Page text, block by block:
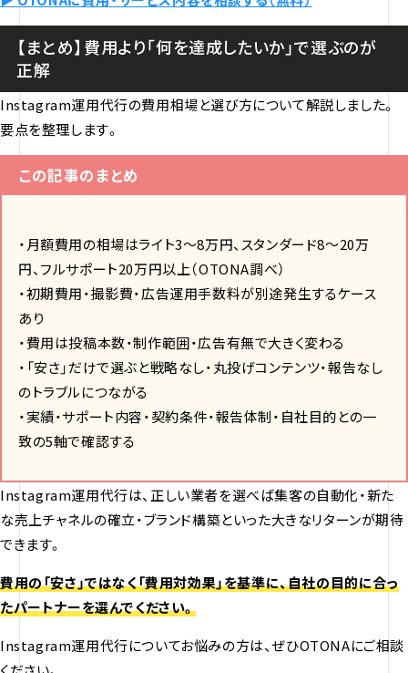
【まとめ】費用より「何を達成したいか」で選ぶのが
正解
Instagram運用代行の費用相場と選び方について解説しました。
要点を整理します。
この記事のまとめ
・月額費用の相場はライト3〜8万円、スタンダード8〜20万
円、フルサポート20万円以上（OTONA調べ）
・初期費用・撮影費・広告運用手数料が別途発生するケース
あり
・費用は投稿本数・制作範囲・広告有無で大きく変わる
・「安さ」だけで選ぶと戦略なし・丸投げコンテンツ・報告なし
のトラブルにつながる
・実績・サポート内容・契約条件・報告体制・自社目的との一
致の5軸で確認する
Instagram運用代行は、正しい業者を選べば集客の自動化・新た
な売上チャネルの確立・ブランド構築といった大きなリターンが期待
できます。
費用の「安さ」ではなく「費用対効果」を基準に、自社の目的に合っ
たパートナーを選んでください。
Instagram運用代行についてお悩みの方は、ぜひOTONAにご相談